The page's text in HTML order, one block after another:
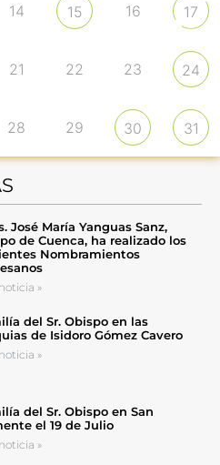
14 15 16 17
21 22 23 24
28 29 30 31
José María Yanguas Sanz,
de Cuenca, ha realizado los
Nombramientos
»
del Sr. Obispo en las
de Isidoro Gómez Cavero
»
del Sr. Obispo en San
el 19 de Julio
»